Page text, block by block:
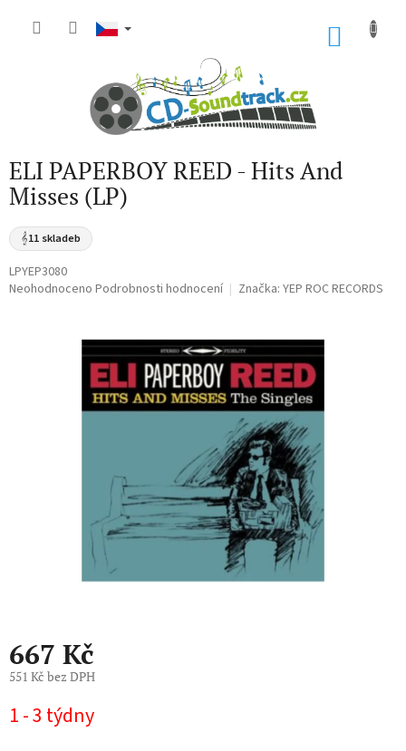
ELI PAPERBOY REED - Hits And
Misses (LP)
𝄞11 skladeb
LPYEP3080
Průměrné
Neohodnoceno Podrobnosti hodnocení Značka: YEP ROC RECORDS
667 Kč
551 Kč bez DPH
cena:
1 - 3 týdny